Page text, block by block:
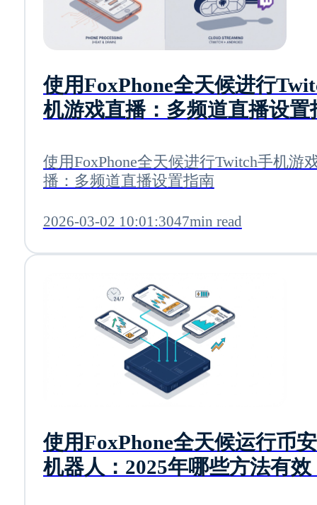
使用FoxPhone全天候进行
机游戏直播：多频道直播设置
使用FoxPhone全天候进行Twitch手机游
播：多频道直播设置指南
2026-03-02 10:01:3047min read
使用FoxPhone全天候运行币
机器人：2025年哪些方法有效